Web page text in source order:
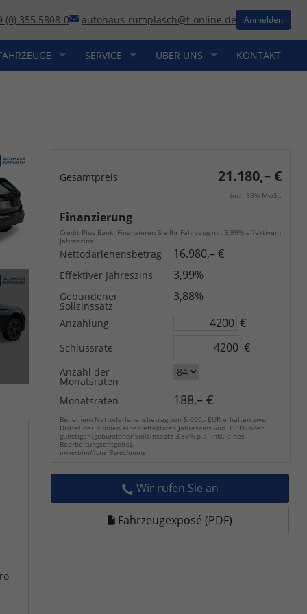
(0) 355 5808-0 autohaus-rumplasch@t-online.de Anmelden
SERVICE ÜBER UNS KONTAKT
Gesamtpreis 21.180,– €
incl. 19% MwSt.
Finanzierung
Credit Plus Bank. Finanzieren Sie Ihr Fahrzeug mit 3,99% effektivem
Jahreszins
Nettodarlehensbetrag 16.980,– €
Effektiver Jahreszins 3,99%
Gebundener
Sollzinssatz
3,88%
Anzahlung €
Schlussrate €
Anzahl der
Monatsraten
Monatsraten
188,– €
Bei einem Nettodarlehensbetrag von 5.000,- EUR erhalten zwei
Drittel der Kunden einen effektiven Jahreszins von 3,99% oder
günstiger (gebundener Sollzinssatz 3,88% p.a. inkl. eines
Bearbeitungsentgelts).
unverbindliche Berechnung
Wir rufen Sie an
Fahrzeugexposé (PDF)